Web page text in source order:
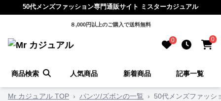
50代メンズファッション専門通販サイト ミスターカジュアル
８,000円以上のご購入で送料無料
0 0
商品検索 人気商品 新着商品 記事一覧
Mr カジュアル TOP › パンツ/ズボンの一覧 › 50代メンズファッシ